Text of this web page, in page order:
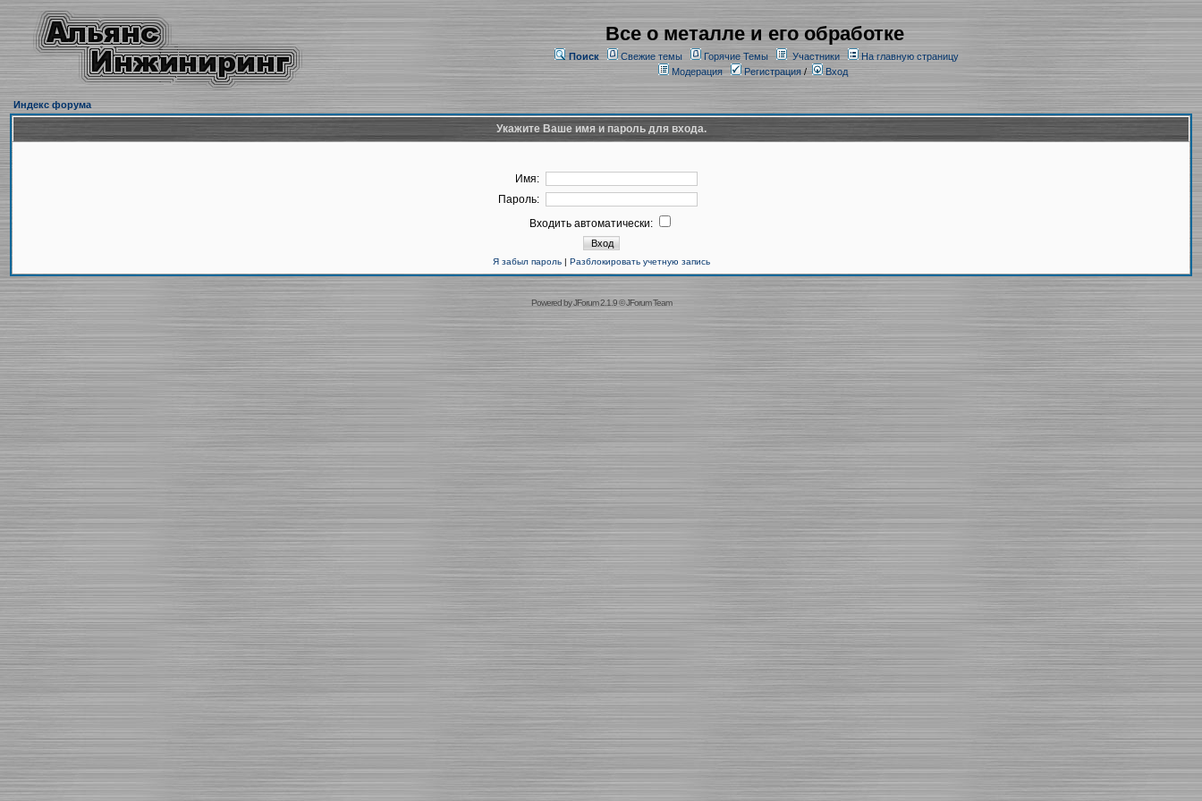
Все о металле и его обработке
Поиск Свежие темы Горячие Темы Участники
На главную страницу
Модерация
Регистрация/ Вход
Индекс форума
Укажите Ваше имя и пароль для входа.
Имя:
Пароль:
Входить автоматически:
Я забыл пароль| Разблокировать учетную запись
Powered byJForum 2.1.9©JForum Team